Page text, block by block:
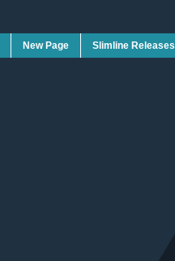
New Page Slimline Releases